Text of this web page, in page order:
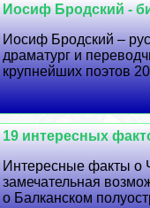
Иосиф Бродский -
Иосиф Бродский –
драматург и
крупнейших поэтов
19 интересных
Интересные факты о
замечательная
о Балканском